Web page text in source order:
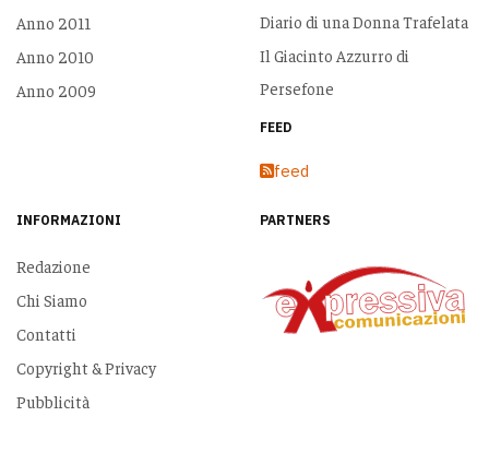
Anno 2011
Anno 2010
Anno 2009
Diario di una Donna Trafelata
Il Giacinto Azzurro di
Persefone
FEED
feed
INFORMAZIONI
Redazione
Chi Siamo
Contatti
Copyright & Privacy
Pubblicità
PARTNERS